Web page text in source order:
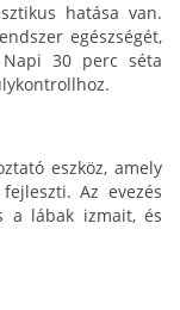
hatása van.
egészségét,
Napi 30 perc séta
eszköz, amely
Az evezés
a lábak izmait, és